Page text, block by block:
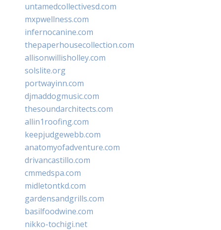
untamedcollectivesd.com
mxpwellness.com
infernocanine.com
thepaperhousecollection.com
allisonwillisholley.com
solslite.org
portwayinn.com
djmaddogmusic.com
thesoundarchitects.com
allin1roofing.com
keepjudgewebb.com
anatomyofadventure.com
drivancastillo.com
cmmedspa.com
midletontkd.com
gardensandgrills.com
basilfoodwine.com
nikko-tochigi.net